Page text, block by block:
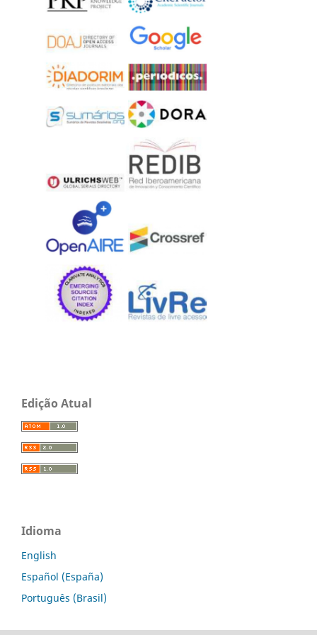
Edição Atual
Idioma
English
Español (España)
Português (Brasil)